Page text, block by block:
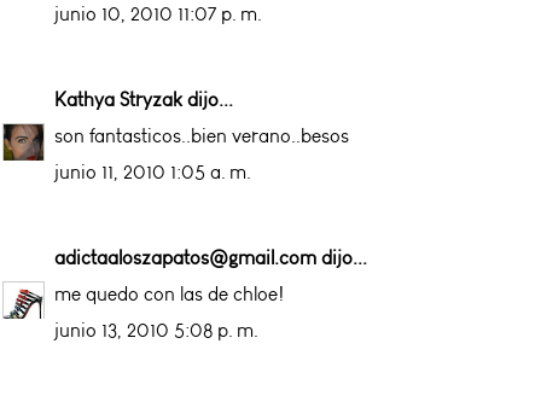
junio 10, 2010 11:07 p. m.
Kathya Stryzakdijo...
son fantasticos..bien verano..besos
junio 11, 2010 1:05 a. m.
adictaaloszapatos@gmail.com dijo...
me quedo con las de chloe!
junio 13, 2010 5:08 p. m.